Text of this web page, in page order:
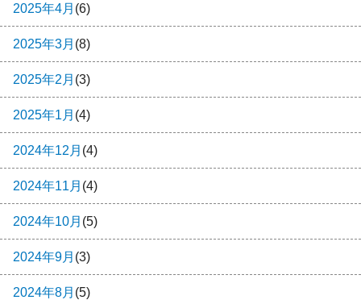
2025年4月 (6)
2025年3月 (8)
2025年2月 (3)
2025年1月 (4)
2024年12月 (4)
2024年11月 (4)
2024年10月 (5)
2024年9月 (3)
2024年8月 (5)